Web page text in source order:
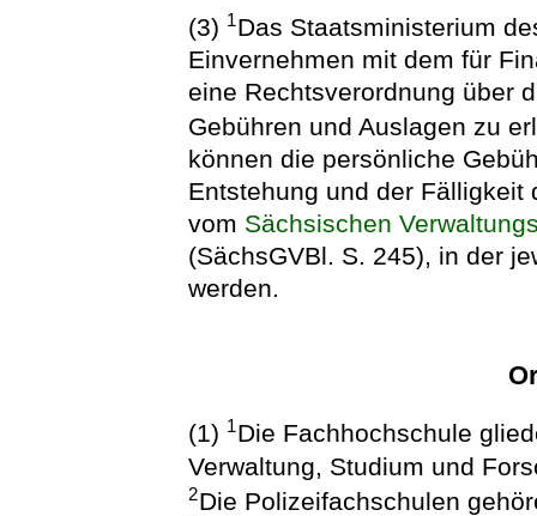
(3) 1Das Staatsministerium
Einvernehmen mit dem für
eine Rechtsverordnung über
Gebühren und Auslagen zu
können die persönliche
Entstehung und der Fälligkeit
vom Sächsischen
(SächsGVBl. S. 245), in der
werden.
(1) 1Die Fachhochschule
Verwaltung, Studium und
2Die Polizeifachschulen